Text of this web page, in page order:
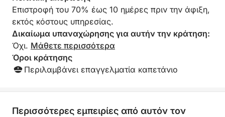
Επιστροφή του 70% έως 10 ημέρες πριν την άφιξη,
εκτός κόστους υπηρεσίας.
Δικαίωμα υπαναχώρησης για αυτήν την κράτηση:
Όχι. Μάθετε περισσότερα
Όροι κράτησης
Περιλαμβάνει επαγγελματία καπετάνιο
Περισσότερες εμπειρίες από αυτόν τον